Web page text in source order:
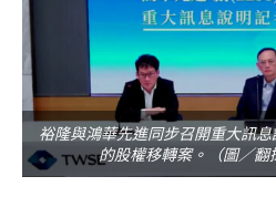
裕隆與鴻華先進同步召開重大訊
的股權移轉案。（圖／翻